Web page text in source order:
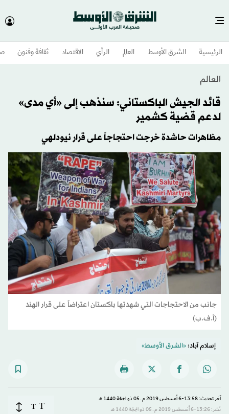
الرئيسية الشرق الأوسط​ العالم الرأي الاقتصاد ثقافة وفنون
العالم
قائد الجيش الباكستاني: سنذهب إلى «أي مدى»
لدعم قضية كشمير
مظاهرات حاشدة خرجت احتجاجاً على قرار نيودلهي
جانب من الاحتجاجات التي شهدتها باكستان اعتراضاً على قرار الهند
(أ.ف.ب)
إسلام آباد:«الشرق الأوسط»
آخر تحديث: 13:58-6 أغسطس 2019 م ـ 05 ذو الحِجّة 1440 هـ
نُشر: 13:26-6 أغسطس 2019 م ـ 05 ذو الحِجّة 1440 هـ
T
T